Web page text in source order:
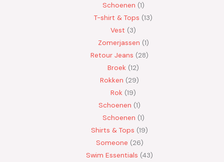
Schoenen 1
T-shirt & Tops 13
Vest
3
Zomerjassen 1
Retour Jeans
28
Broek 12
Rokken
29
Rok 19
Schoenen 1
Schoenen 1
Shirts & Tops 19
Someone 26
Swim Essentials 43